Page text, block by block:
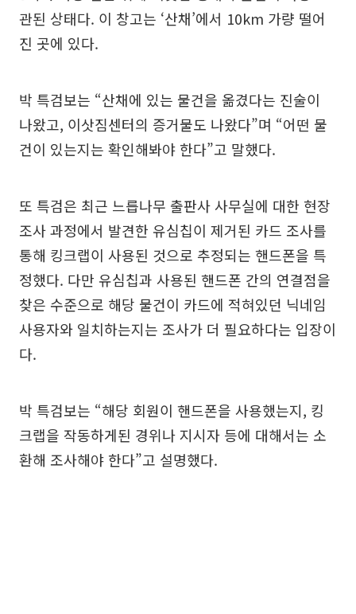
관된 상태다. 이 창고는 ‘산채’에서 10km 가량 떨어
진 곳에 있다.
박 특검보는 “산채에 있는 물건을 옮겼다는 진술이
나왔고, 이삿짐센터의 증거물도 나왔다”며 “어떤 물
건이 있는지는 확인해봐야 한다”고 말했다.
또 특검은 최근 느릅나무 출판사 사무실에 대한 현장
조사 과정에서 발견한 유심칩이 제거된 카드 조사를
통해 킹크랩이 사용된 것으로 추정되는 핸드폰을 특
정했다. 다만 유심칩과 사용된 핸드폰 간의 연결점을
찾은 수준으로 해당 물건이 카드에 적혀있던 닉네임
사용자와 일치하는지는 조사가 더 필요하다는 입장이
다.
박 특검보는 “해당 회원이 핸드폰을 사용했는지, 킹
크랩을 작동하게된 경위나 지시자 등에 대해서는 소
환해 조사해야 한다”고 설명했다.